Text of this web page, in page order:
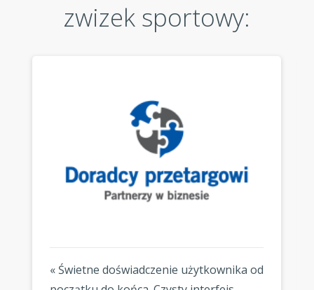
zwizek sportowy:
« Świetne doświadczenie użytkownika od